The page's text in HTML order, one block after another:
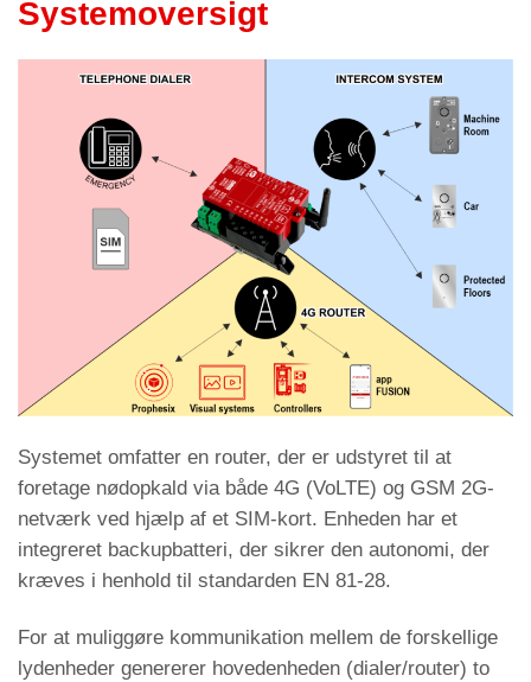
Systemoversigt
Systemet omfatter en router, der er udstyret til at
foretage nødopkald via både 4G (VoLTE) og GSM 2G-
netværk ved hjælp af et SIM-kort. Enheden har et
integreret backupbatteri, der sikrer den autonomi, der
kræves i henhold til standarden EN 81-28.
For at muliggøre kommunikation mellem de forskellige
lydenheder genererer hovedenheden (dialer/router) to